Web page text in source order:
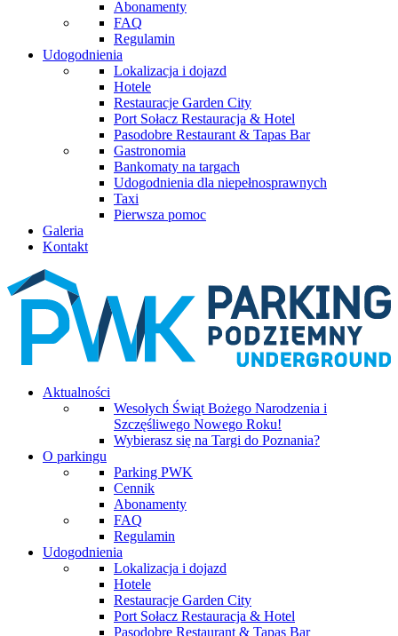
Abonamenty
FAQ
Regulamin
Udogodnienia
Lokalizacja i dojazd
Hotele
Restauracje Garden City
Port Sołacz Restauracja & Hotel
Pasodobre Restaurant & Tapas Bar
Gastronomia
Bankomaty na targach
Udogodnienia dla niepełnosprawnych
Taxi
Pierwsza pomoc
Galeria
Kontakt
Aktualności
Wesołych Świąt Bożego Narodzenia i
Szczęśliwego Nowego Roku!
Wybierasz się na Targi do Poznania?
O parkingu
Parking PWK
Cennik
Abonamenty
FAQ
Regulamin
Udogodnienia
Lokalizacja i dojazd
Hotele
Restauracje Garden City
Port Sołacz Restauracja & Hotel
Pasodobre Restaurant & Tapas Bar